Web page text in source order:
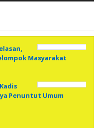
Masyarakat
Penuntut Umum